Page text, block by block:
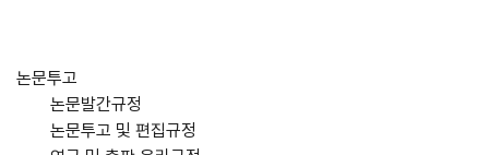
논문투고
논문발간규정
논문투고 및 편집규정